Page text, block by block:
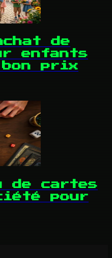
de
enfants
prix
de cartes
pour